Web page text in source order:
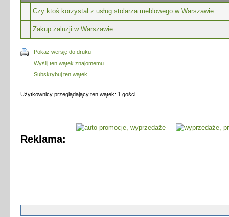
Czy ktoś korzystał z usług stolarza meblowego w Warszawie
Zakup żaluzji w Warszawie
Pokaż wersję do druku
Wyślij ten wątek znajomemu
Subskrybuj ten wątek
Użytkownicy przeglądający ten wątek: 1 gości
Reklama: